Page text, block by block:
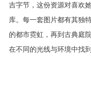
吉字节，这份资源对喜欢
库。每一套图片都有其独
的都市霓虹，再到古典庭
在不同的光线与环境中找